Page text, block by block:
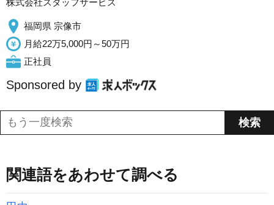
株式会社スタッフサービス
福岡県 宗像市
月給22万5,000円～50万円
正社員
Sponsored by
関連語をあわせて調べる